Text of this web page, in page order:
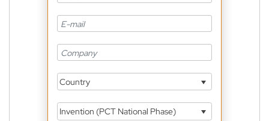
Country
Invention (PCT National Phase)